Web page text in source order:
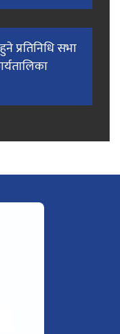
प्रतिनिधि सभा